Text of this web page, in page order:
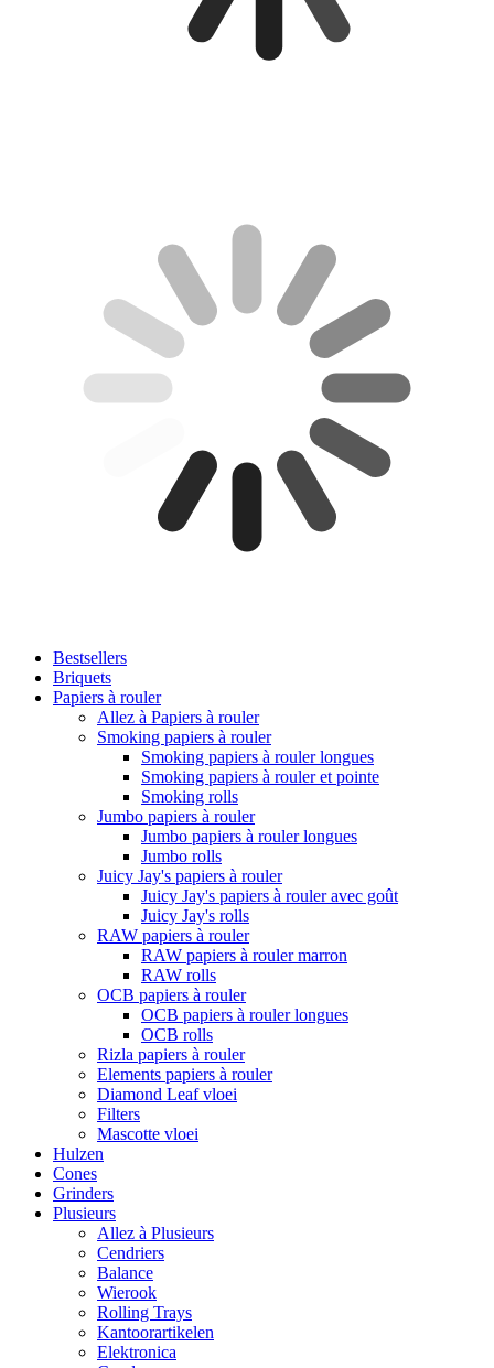
Bestsellers
Briquets
Papiers à rouler
Allez à Papiers à rouler
Smoking papiers à rouler
Smoking papiers à rouler longues
Smoking papiers à rouler et pointe
Smoking rolls
Jumbo papiers à rouler
Jumbo papiers à rouler longues
Jumbo rolls
Juicy Jay's papiers à rouler
Juicy Jay's papiers à rouler avec goût
Juicy Jay's rolls
RAW papiers à rouler
RAW papiers à rouler marron
RAW rolls
OCB papiers à rouler
OCB papiers à rouler longues
OCB rolls
Rizla papiers à rouler
Elements papiers à rouler
Diamond Leaf vloei
Filters
Mascotte vloei
Hulzen
Cones
Grinders
Plusieurs
Allez à Plusieurs
Cendriers
Balance
Wierook
Rolling Trays
Kantoorartikelen
Elektronica